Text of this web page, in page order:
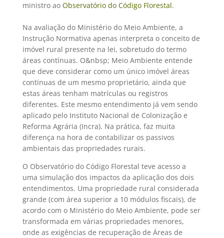
ministro ao Observatório do Código Florestal.
Na avaliação do Ministério do Meio Ambiente, a
Instrução Normativa apenas interpreta o conceito de
imóvel rural presente na lei, sobretudo do termo
áreas contínuas. O&nbsp; Meio Ambiente entende
que deve considerar como um único imóvel áreas
contínuas de um mesmo proprietário, ainda que
estas áreas tenham matrículas ou registros
diferentes. Este mesmo entendimento já vem sendo
aplicado pelo Instituto Nacional de Colonização e
Reforma Agrária (Incra). Na prática, faz muita
diferença na hora de contabilizar os passivos
ambientais das propriedades rurais.
O Observatório do Código Florestal teve acesso a
uma simulação dos impactos da aplicação dos dois
entendimentos. Uma propriedade rural considerada
grande (com área superior a 10 módulos fiscais), de
acordo com o Ministério do Meio Ambiente, pode ser
transformada em várias propriedades menores,
onde as exigências de recuperação de Áreas de